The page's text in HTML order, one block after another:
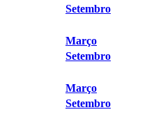
Setembro
Março
Setembro
Março
Setembro